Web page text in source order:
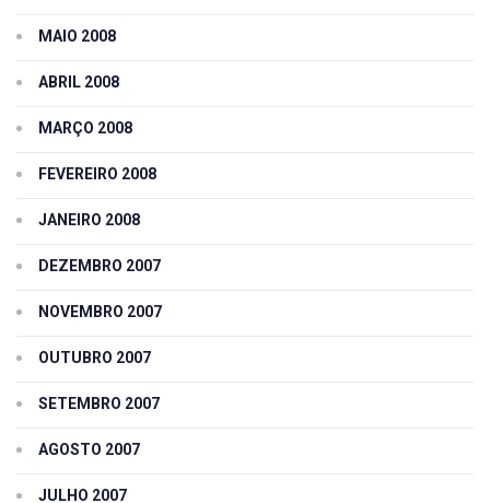
MAIO 2008
ABRIL 2008
MARÇO 2008
FEVEREIRO 2008
JANEIRO 2008
DEZEMBRO 2007
NOVEMBRO 2007
OUTUBRO 2007
SETEMBRO 2007
AGOSTO 2007
JULHO 2007